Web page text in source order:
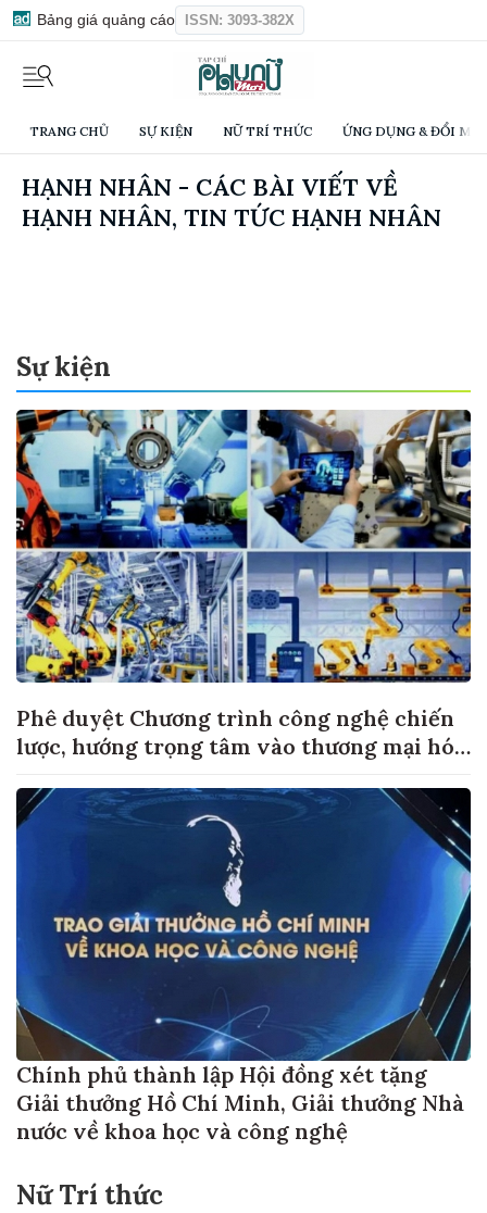
Bảng giá quảng cáo ISSN: 3093-382X
TRANG CHỦ SỰ KIỆN NỮ TRÍ THỨC ỨNG DỤNG & ĐỔI
HẠNH NHÂN - CÁC BÀI VIẾT VỀ
HẠNH NHÂN, TIN TỨC HẠNH NHÂN
Sự kiện
Phê duyệt Chương trình công nghệ chiến
lược, hướng trọng tâm vào thương mại hóa
Chính phủ thành lập Hội đồng xét tặng
Giải thưởng Hồ Chí Minh, Giải thưởng Nhà
nước về khoa học và công nghệ
Nữ Trí thức